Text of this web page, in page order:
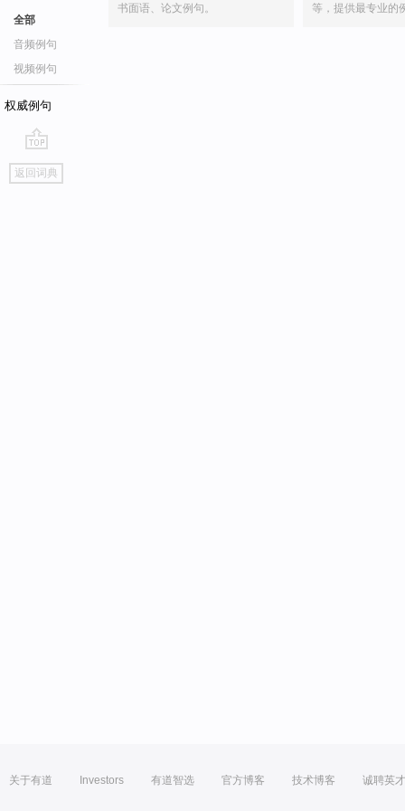
全部
音频例句
视频例句
权威例句
go
top
返回词典
书面语、论文例句。 等，提供最专业的
关于有道 Investors 有道智选 官方博客 技术博客 诚聘英才